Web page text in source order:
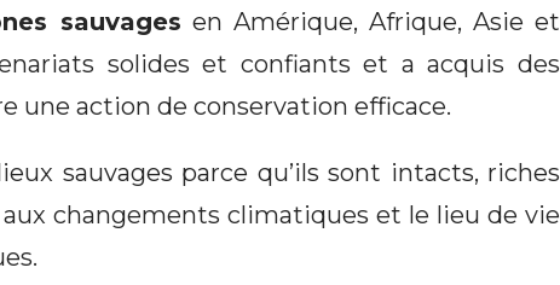
sauvages en Amérique, Afrique, Asie et
solides et confiants et a acquis des
une action de conservation efficace.
sauvages parce qu’ils sont intacts, riches
changements climatiques et le lieu de vie